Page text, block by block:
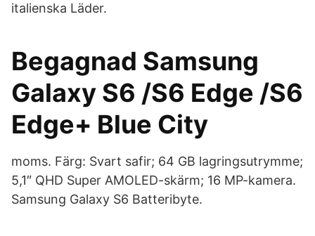
italienska Läder.
Begagnad Samsung
Galaxy S6 /S6 Edge /S6
Edge+ Blue City
moms. Färg: Svart safir; 64 GB lagringsutrymme;
5,1″ QHD Super AMOLED-skärm; 16 MP-kamera.
Samsung Galaxy S6 Batteribyte.